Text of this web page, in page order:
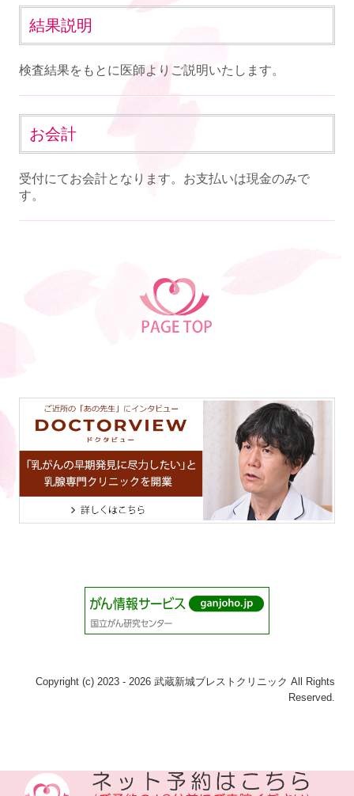
結果説明
検査結果をもとに医師よりご説明いたします。
お会計
受付にてお会計となります。お支払いは現金のみで
す。
Copyright (c) 2023 - 2026 武蔵新城ブレストクリニック All Rights
Reserved.